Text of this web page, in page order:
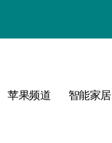
苹果频道 智能家居